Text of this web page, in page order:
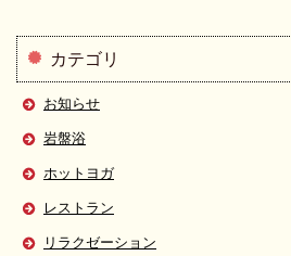
カテゴリ
お知らせ
岩盤浴
ホットヨガ
レストラン
リラクゼーション